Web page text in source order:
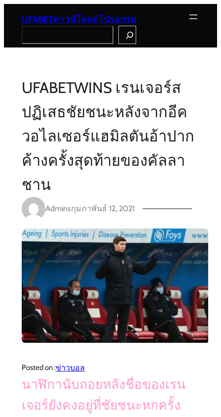
content
UFABETดาวน์โหลดโปรแกรม
UFABETWINS เรนเจอร์ส
ปฏิเสธชัยชนะหลังจากอีค
วอไลเซอร์แฮมิลตันอ้าปาก
ค้างครั้งสุดท้ายของคัลลา
ชาน
Adminsกุมภาพันธ์ 12, 2021
Posted on :ข่าวบอล
นาฬิกานับถอยหลังชื่อของเรน
เจอร์ยังคงอยู่ที่ชัยชนะหกครั้ง